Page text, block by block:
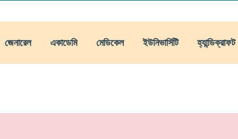
জেনারেল একাডেমি মেডিকেল ইউনিভার্সিটি হ্যান্ডিক্রাফট